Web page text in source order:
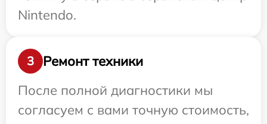
Nintendo.
3
Ремонт техники
После полной диагностики мы
согласуем с вами точную стоимость,